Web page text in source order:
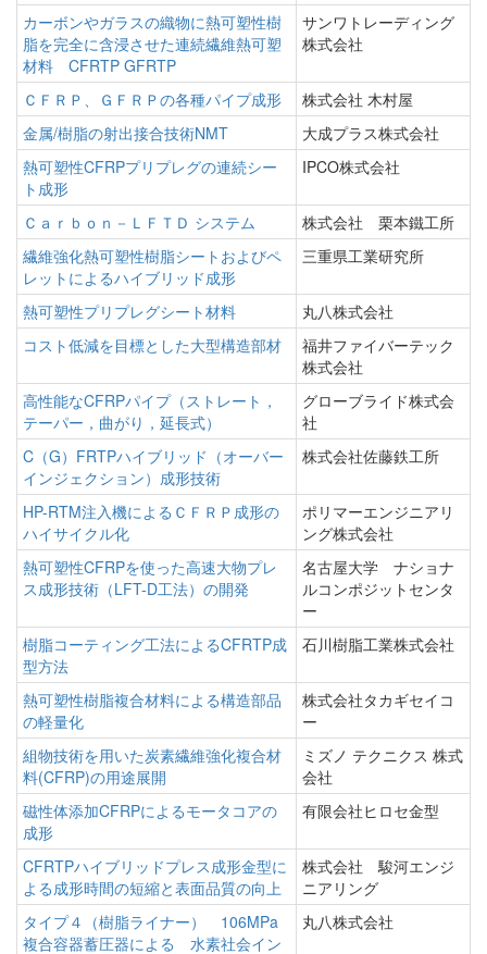
カーボンやガラスの織物に熱可塑性樹
脂を完全に含浸させた連続繊維熱可塑
材料 CFRTP GFRTP
サンワトレーディング
株式会社
ＣＦＲＰ、ＧＦＲＰの各種パイプ成形
株式会社 木村屋
金属/樹脂の射出接合技術NMT
大成プラス株式会社
熱可塑性CFRPプリプレグの連続シー
ト成形
IPCO株式会社
Ｃａｒｂｏｎ－ＬＦＴＤ システム
株式会社 栗本鐵工所
繊維強化熱可塑性樹脂シートおよびペ
レットによるハイブリッド成形
三重県工業研究所
熱可塑性プリプレグシート材料
丸八株式会社
コスト低減を目標とした大型構造部材
福井ファイバーテック
株式会社
高性能なCFRPパイプ（ストレート，
テーパー，曲がり，延長式）
グローブライド株式会
社
C（G）FRTPハイブリッド（オーバー
インジェクション）成形技術
株式会社佐藤鉄工所
HP-RTM注入機によるＣＦＲＰ成形の
ハイサイクル化
ポリマーエンジニアリ
ング株式会社
熱可塑性CFRPを使った高速大物プレ
ス成形技術（LFT-D工法）の開発
名古屋大学 ナショナ
ルコンポジットセンタ
ー
樹脂コーティング工法によるCFRTP成
型方法
石川樹脂工業株式会社
熱可塑性樹脂複合材料による構造部品
の軽量化
株式会社タカギセイコ
ー
組物技術を用いた炭素繊維強化複合材
料(CFRP)の用途展開
ミズノ テクニクス 株式
会社
磁性体添加CFRPによるモータコアの
成形
有限会社ヒロセ金型
CFRTPハイブリッドプレス成形金型に
よる成形時間の短縮と表面品質の向上
株式会社 駿河エンジ
ニアリング
タイプ４（樹脂ライナー） 106MPa
複合容器蓄圧器による 水素社会イン
丸八株式会社